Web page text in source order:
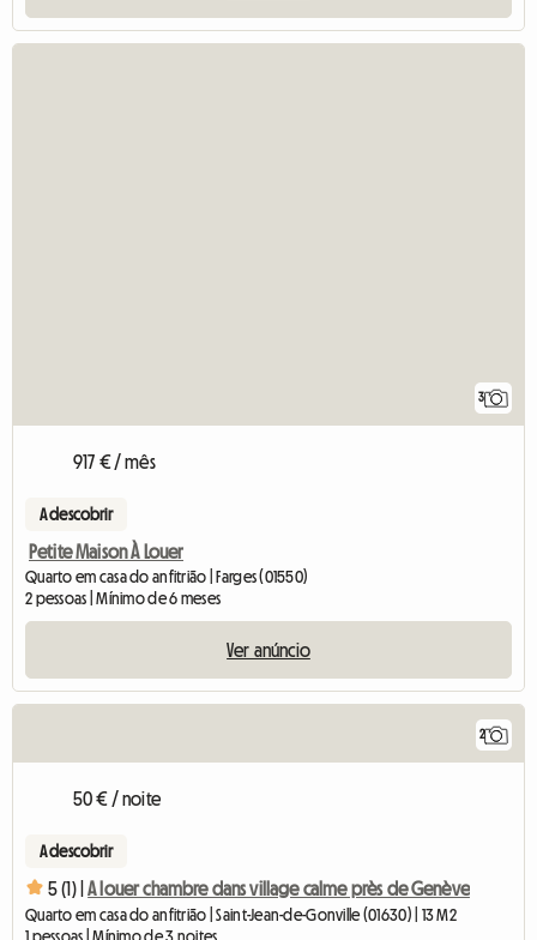
3
917 € / mês
A descobrir
Petite Maison À Louer
Quarto em casa do anfitrião | Farges (01550)
2 pessoas | Mínimo de 6 meses
Ver anúncio
2
50 € / noite
A descobrir
5 (1) | A louer chambre dans village calme près de Genève
Quarto em casa do anfitrião | Saint-Jean-de-Gonville (01630) | 13 M2
1 pessoas | Mínimo de 3 noites